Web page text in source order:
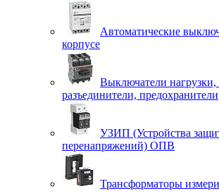
Автоматические
корпусе
Выключатели
разъединители, предохранители
УЗИП (Устройства
перенапряжений) ОПВ
Трансформаторы